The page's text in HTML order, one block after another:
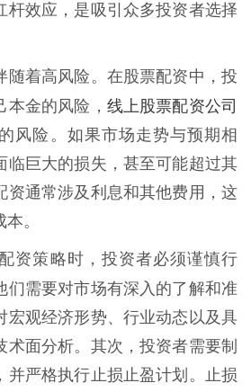
杆效应，是吸引众多投资者选择
随着高风险。在股票配资中，投
金的风险， 线上股票配资公司
风险。如果市场走势与预期相
临巨大的损失，甚至可能超过其
资通常涉及利息和其他费用，这
。
资策略时，投资者必须谨慎行
们需要对市场有深入的了解和准
宏观经济形势、行业动态以及具
术面分析。其次，投资者需要制
并严格执行止损止盈计划。止损